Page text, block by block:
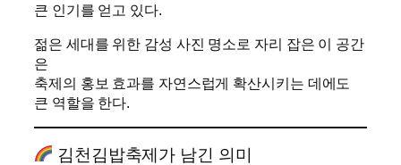
큰 인기를 얻고 있다.
젊은 세대를 위한 감성 사진 명소로 자리 잡은 이 공간
은
축제의 홍보 효과를 자연스럽게 확산시키는 데에도
큰 역할을 한다.
김천김밥축제가 남긴 의미